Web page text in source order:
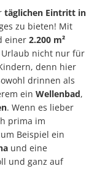
täglichen Eintritt in
zu bieten! Mit
einer 2.200 m²
nicht nur für
denn hier
drinnen als
ein Wellenbad,
. Wenn es lieber
prima im
Beispiel ein
und eine
und ganz auf